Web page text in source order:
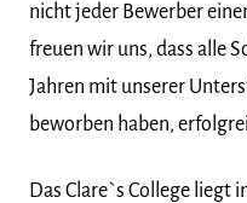
nicht jeder Bewerber
freuen wir uns, dass alle
Jahren mit unserer
beworben haben,
Das Clare`s College liegt